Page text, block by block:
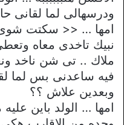
ودرسهالى لما لقانى
امها … << سكتت شوى
نبيك تاخدى معاه
ملاك .. تى شن ناخد
فيه ساعدنى بس لما
وبعدين علاش ؟؟
امها … الولد باين